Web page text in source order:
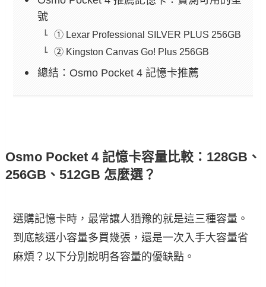
號
① Lexar Professional SILVER PLUS 256GB
② Kingston Canvas Go! Plus 256GB
總結：Osmo Pocket 4 記憶卡推薦
Osmo Pocket 4 記憶卡容量比較：128GB、
256GB、512GB 怎麼選？
選購記憶卡時，最常讓人猶豫的就是這三種容量。
到底該選小容量多買幾張，還是一次入手大容量省
麻煩？以下分別說明各容量的優缺點。